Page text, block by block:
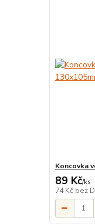
Koncovka
89 Kč/ks
74 Kč bez